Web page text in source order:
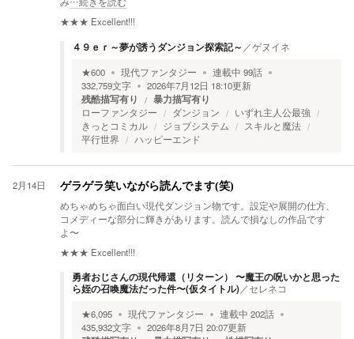
★★★ Excellent!!!
４９ｅｒ～夢が誘うダンジョン探索記～ ／ゲヌイネ
★600 現代ファンタジー 連載中 99話
332,759文字 2026年7月12日 18:10更新
残酷描写有り 暴力描写有り
ローファンタジー ダンジョン
いずれ主人公最強
きっとコミカル
ジョブシステム
スキルと魔法
平行世界
ハッピーエンド
2月14日 ゲラゲラ笑いながら読んでます(笑)
めちゃめちゃ面白い現代ダンジョン物です。設定や展開の仕方、
コメディーな部分に輝きがあります。読んで損なしの作品です
よ〜
★★★ Excellent!!!
勇者おじさんの現代帰還（リターン） 〜魔王の呪いかと思った
ら姪の召喚魔法だった件〜(仮タイトル)／セレネコ
★6,095 現代ファンタジー 連載中 202話
435,932文字 2026年8月7日 20:07更新